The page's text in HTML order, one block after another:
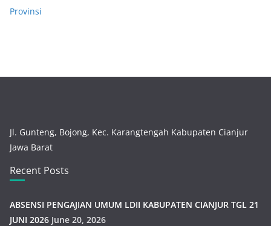
Provinsi
Jl. Gunteng, Bojong, Kec. Karangtengah Kabupaten Cianjur
Jawa Barat
Recent Posts
ABSENSI PENGAJIAN UMUM LDII KABUPATEN CIANJUR TGL 21
JUNI 2026 June 20, 2026